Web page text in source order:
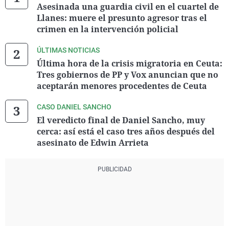
Asesinada una guardia civil en el cuartel de
Llanes: muere el presunto agresor tras el
crimen en la intervención policial
ÚLTIMAS NOTICIAS
Última hora de la crisis migratoria en Ceuta:
Tres gobiernos de PP y Vox anuncian que no
aceptarán menores procedentes de Ceuta
CASO DANIEL SANCHO
El veredicto final de Daniel Sancho, muy
cerca: así está el caso tres años después del
asesinato de Edwin Arrieta